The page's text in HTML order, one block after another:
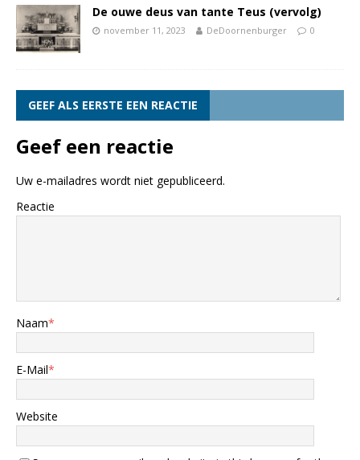
De ouwe deus van tante Teus (vervolg)
november 11, 2023 DeDoornenburger 0
GEEF ALS EERSTE EEN REACTIE
Geef een reactie
Uw e-mailadres wordt niet gepubliceerd.
Reactie
Naam*
E-Mail*
Website